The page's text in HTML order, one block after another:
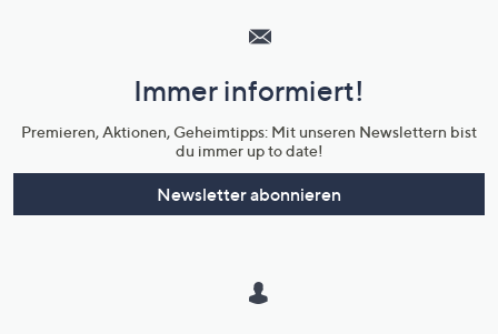
Unternehmensinformationen
Immer informiert!
Premieren, Aktionen, Geheimtipps: Mit unseren Newslettern bist
du immer up to date!
Newsletter abonnieren